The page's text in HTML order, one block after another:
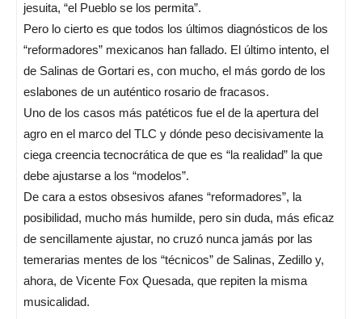
jesuita, “el Pueblo se los permita”.
Pero lo cierto es que todos los últimos diagnósticos de los
“reformadores” mexicanos han fallado. El último intento, el
de Salinas de Gortari es, con mucho, el más gordo de los
eslabones de un auténtico rosario de fracasos.
Uno de los casos más patéticos fue el de la apertura del
agro en el marco del TLC y dónde peso decisivamente la
ciega creencia tecnocrática de que es “la realidad” la que
debe ajustarse a los “modelos”.
De cara a estos obsesivos afanes “reformadores”, la
posibilidad, mucho más humilde, pero sin duda, más eficaz
de sencillamente ajustar, no cruzó nunca jamás por las
temerarias mentes de los “técnicos” de Salinas, Zedillo y,
ahora, de Vicente Fox Quesada, que repiten la misma
musicalidad.